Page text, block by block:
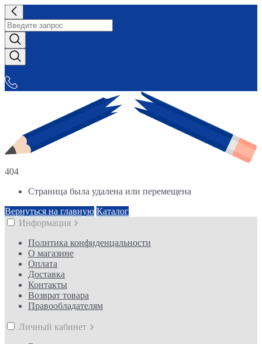
404
Страница была удалена или перемещена
Вернуться на главную Каталог
Информация
Политика конфиденцальности
О магазине
Оплата
Доставка
Контакты
Возврат товара
Правообладателям
Личный кабинет